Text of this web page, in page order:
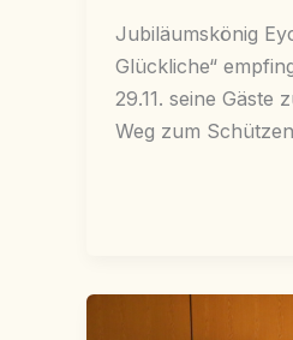
Jubiläumskönig
Glückliche“
29.11. seine Gäste
Weg zum